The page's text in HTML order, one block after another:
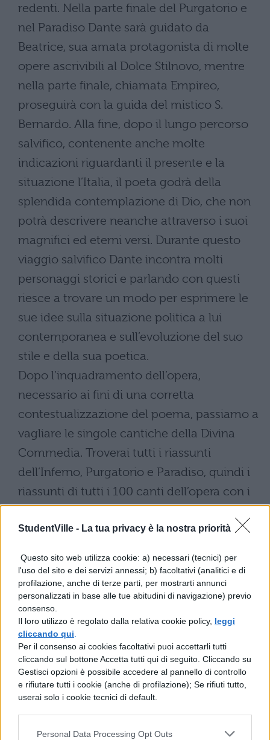
StudentVille - La tua privacy è la nostra priorità
Questo sito web utilizza cookie: a) necessari (tecnici) per
l'uso del sito e dei servizi annessi; b) facoltativi (analitici e di
profilazione, anche di terze parti, per mostrarti annunci
personalizzati in base alle tue abitudini di navigazione) previo
consenso.
Il loro utilizzo è regolato dalla relativa cookie policy, leggi
cliccando qui
Per il consenso ai cookies facoltativi puoi accettarli tutti
cliccando sul bottone Accetta tutti qui di seguito. Cliccando su
Gestisci opzioni è possibile accedere al pannello di controllo
e rifiutare tutti i cookie (anche di profilazione); Se rifiuti tutto,
userai solo i cookie tecnici di default.
Personal Data Processing Opt Outs
redenti. Nella parte finale del Purgatorio e
nel Paradiso Dante sarà guidato da
Beatrice, sua amata protagonista di molte
opere ascrivibili al Dolce Stilnovo, mentre
nella parte finale, chiamata Empireo,
proseguirà con la guida del mistico S.
Bernardo. Alla fine, dopo il lungo percorso
salvifico, contenente anche molte
indicazioni riguardanti il presente e la
situazione l’Italia, il poeta godrà della
splendida contemplazione di Dio, che non
potrà descrivere neanche attraverso i suoi
magnifici ed eterni versi. Durante questo
viaggio salvifico Dante incontra molti
personaggi storici e parlando con questi
riesce a trovare un modo per esprimere le
sue idee sulla situazione politica a lui
contemporanea e sull’evoluzione del suo
stile e della sua poetica.
Dopo l’inquadramento dell’opera,
necessario ai fini di una corretta
contestualizzazione del poema, passiamo a
vagliare le singole cantiche della Divina
Commedia. Troverai tutti i riassunti
dell’Inferno, Purgatorio e Paradiso, quindi i
riassunti di tutti i 100 canti dell’opera con i
link per approfondire nel dettaglio ogni
singolo canto. Buono studio!
INFERNO.Nella prima cantica Dante si
trova nell’Inferno. Il viaggio passerà
attraverso la visione dei dannati, che
devono subire orribili pene in eterno per le
colpe che hanno commesso in vita. Qui
Dante, accompagnato da Virgilio,
conoscerà la terribile situazione di un luogo
oscuro e malefico, fino alla visione finale di